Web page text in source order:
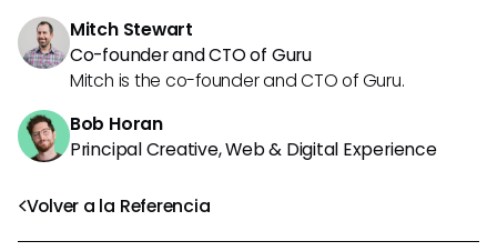
Volver a la Referencia
Mitch Stewart
Co-founder and CTO of Guru
Mitch is the co-founder and CTO of Guru.
Bob Horan
Principal Creative, Web & Digital Experience